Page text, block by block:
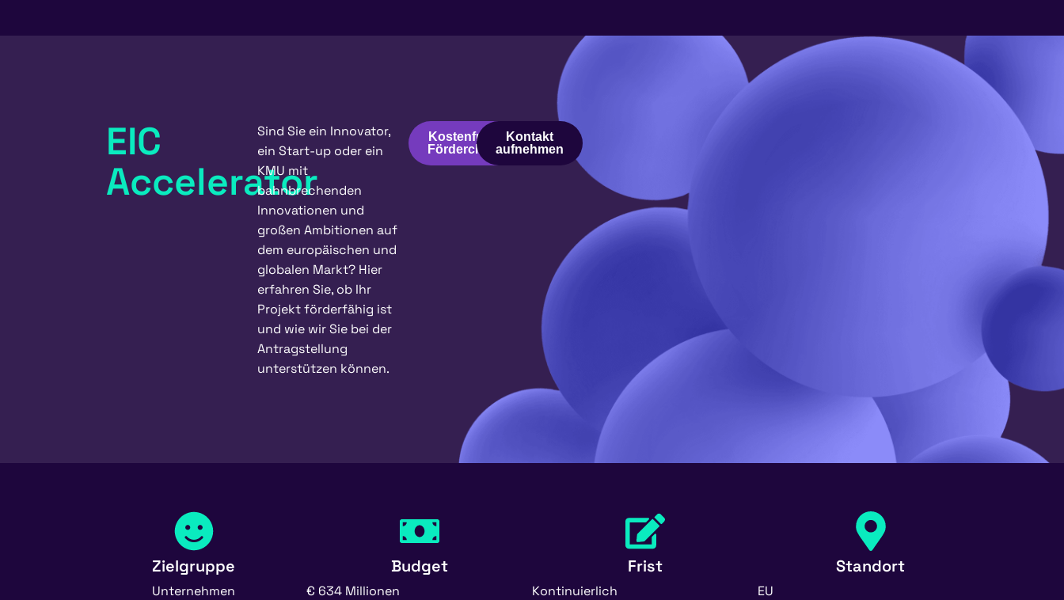
EIC
Accelerator
Sind Sie ein Innovator,
ein Start-up oder ein
KMU mit
bahnbrechenden
Innovationen und
großen Ambitionen auf
dem europäischen und
globalen Markt? Hier
erfahren Sie, ob Ihr
Projekt förderfähig ist
und wie wir Sie bei der
Antragstellung
unterstützen können.
Kostenfreier
Fördercheck
Kontakt
aufnehmen
Zielgruppe
Unternehmen
Budget
€ 634 Millionen
Frist
Kontinuierlich
Standort
EU